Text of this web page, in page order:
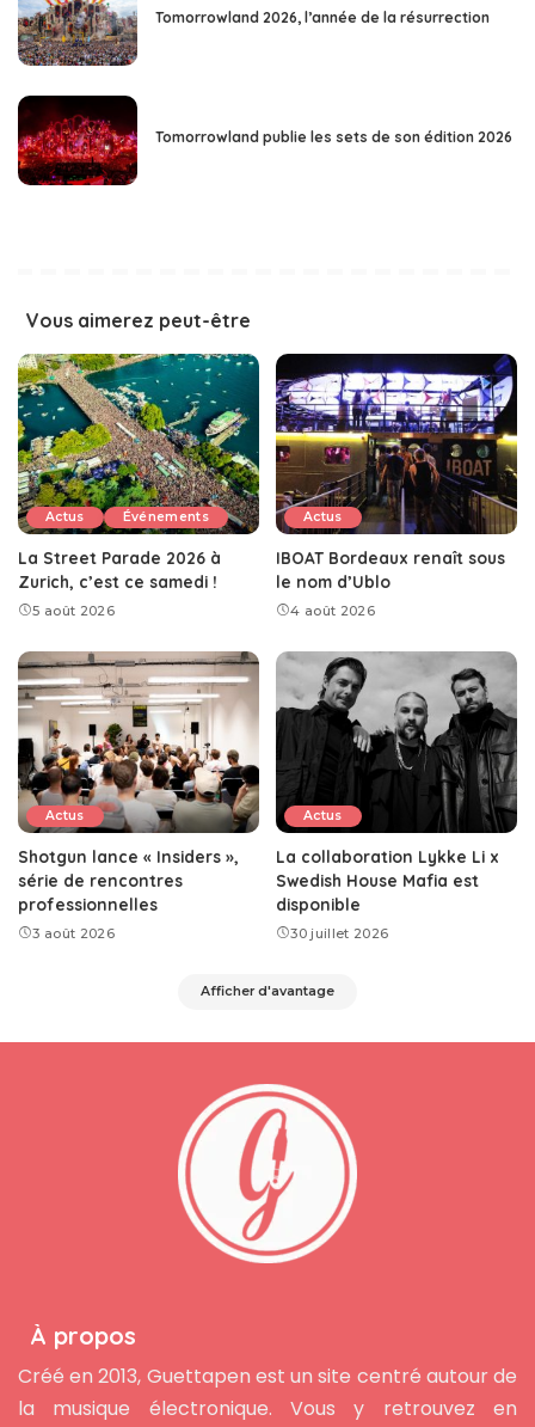
Tomorrowland 2026, l’année de la résurrection
Tomorrowland publie les sets de son édition 2026
Vous aimerez peut-être
Actus Événements
La Street Parade 2026 à
Zurich, c’est ce samedi !
5 août 2026
Actus
IBOAT Bordeaux renaît sous
le nom d’Ublo
4 août 2026
Actus
Shotgun lance « Insiders »,
série de rencontres
professionnelles
3 août 2026
Actus
La collaboration Lykke Li x
Swedish House Mafia est
disponible
30 juillet 2026
Afficher d'avantage
À propos
Créé en 2013, Guettapen est un site centré autour de
la musique électronique. Vous y retrouvez en